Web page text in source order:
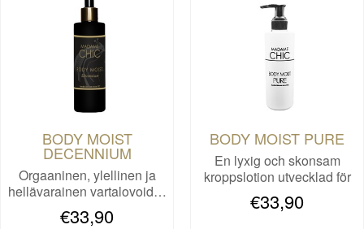
BODY MOIST
DECENNIUM
Orgaaninen, ylellinen ja
hellävarainen vartalovoid…
€33,90
BODY MOIST PURE
En lyxig och skonsam
kroppslotion utvecklad för
to…
€33,90